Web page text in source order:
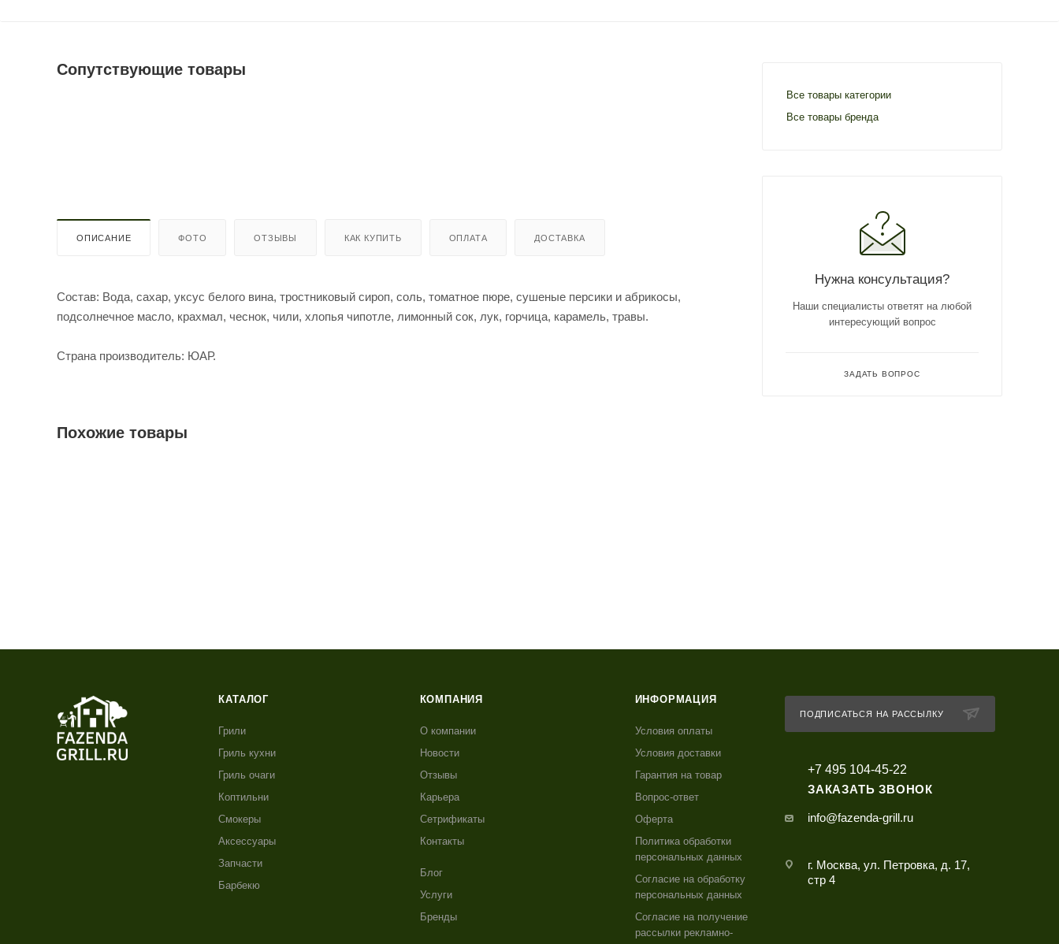
Сопутствующие товары
ОПИСАНИЕ ФОТО ОТЗЫВЫ КАК КУПИТЬ ОПЛАТА ДОСТАВКА
Состав: Вода, сахар, уксус белого вина, тростниковый сироп, соль, томатное пюре, сушеные персики и абрикосы,
подсолнечное масло, крахмал, чеснок, чили, хлопья чипотле, лимонный сок, лук, горчица, карамель, травы.
Страна производитель: ЮАР.
Похожие товары
Все товары категории
Все товары бренда
Нужна консультация?
Наши специалисты ответят на любой
интересующий вопрос
ЗАДАТЬ ВОПРОС
КАТАЛОГ
Грили
Гриль кухни
Гриль очаги
Коптильни
Смокеры
Аксессуары
Запчасти
Барбекю
КОМПАНИЯ
О компании
Новости
Отзывы
Карьера
Сетрификаты
Контакты
Блог
Услуги
Бренды
ИНФОРМАЦИЯ
Условия оплаты
Условия доставки
Гарантия на товар
Вопрос-ответ
Оферта
Политика обработки
персональных данных
Согласие на обработку
персональных данных
Согласие на получение
рассылки рекламно-
ПОДПИСАТЬСЯ НА РАССЫЛКУ
+7 495 104-45-22
ЗАКАЗАТЬ ЗВОНОК
info@fazenda-grill.ru
г. Москва, ул. Петровка, д. 17,
стр 4